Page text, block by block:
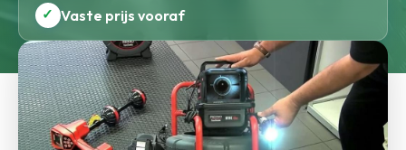
✓ Vaste prijs vooraf